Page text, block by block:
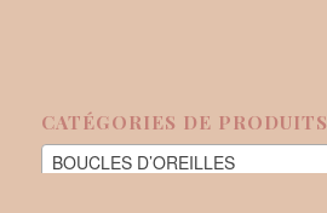
CATÉGORIES DE PRODUITS
BOUCLES D’OREILLES